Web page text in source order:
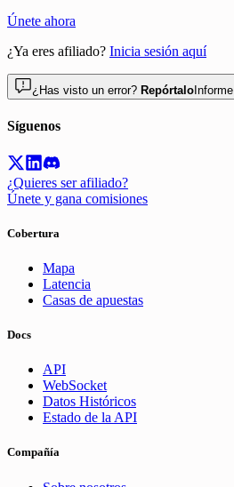
Únete ahora
¿Ya eres afiliado? Inicia sesión aquí
¿Has visto un error? Repórtalo Informe
Síguenos
¿Quieres ser afiliado?
Únete y gana comisiones
Cobertura
Mapa
Latencia
Casas de apuestas
Docs
API
WebSocket
Datos Históricos
Estado de la API
Compañía